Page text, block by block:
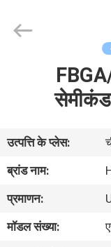
हमारे
बारे
Co.,Ltd..
उत्पत्ति के प्लेस:
ब्रांड नाम:
प्रमाणन:
मॉडल संख्या: